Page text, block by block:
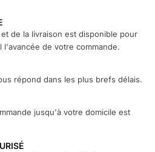
de la livraison est disponible pour
de votre commande.
répond dans les plus brefs délais.
jusqu'à votre domicile est